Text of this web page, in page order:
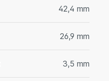
42,4 mm
26,9 mm
3,5 mm